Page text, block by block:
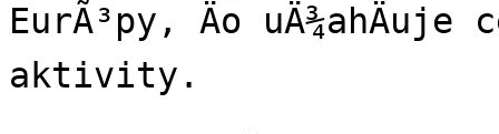
EurÃ³py, Äo
aktivity.